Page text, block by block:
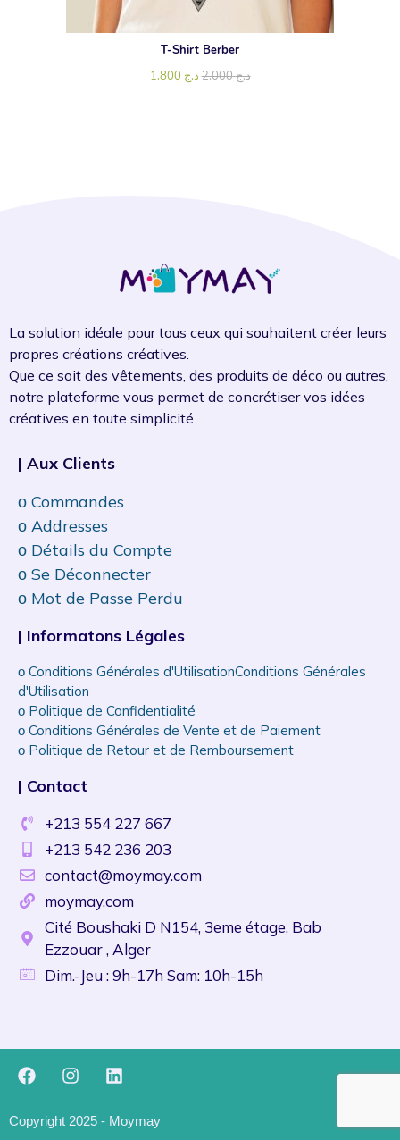
T-Shirt Berber
د.ج2.000 د.ج
La solution idéale pour tous ceux qui souhaitent créer leurs
propres créations créatives.
Que ce soit des vêtements, des produits de déco ou autres,
notre plateforme vous permet de concrétiser vos idées
créatives en toute simplicité.
| Aux Clients
ᴏ Commandes
ᴏ Addresses
ᴏ Détails du Compte
ᴏ Se Déconnecter
ᴏ Mot de Passe Perdu
| Informatons Légales
ᴏ Conditions Générales d'UtilisationConditions Générales
d'Utilisation
ᴏ Politique de Confidentialité
ᴏ Conditions Générales de Vente et de Paiement
ᴏ Politique de Retour et de Remboursement
| Contact
+213 554 227 667
+213 542 236 203
contact@moymay.com
moymay.com
Cité Boushaki D N154, 3eme étage, Bab
Ezzouar , Alger
Dim.-Jeu : 9h-17h Sam: 10h-15h
Copyright 2025 - Moymay